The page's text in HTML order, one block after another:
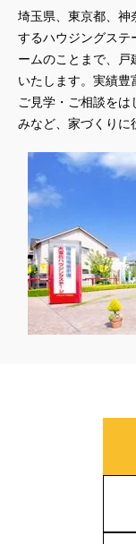
埼玉県、東京都、神
するハウジングステ
ームのことまで、戸
いたします。実績
ご見学・ご相談を
みなど、家づくりに